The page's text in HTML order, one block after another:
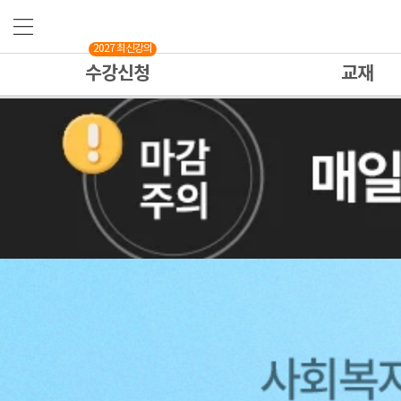
수강신청
2027 최신강의
교재